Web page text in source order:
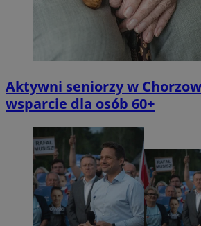
Aktywni seniorzy w
wsparcie dla osób 60+